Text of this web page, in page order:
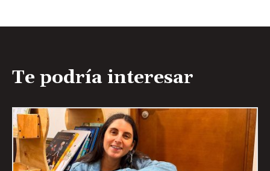
Te podría interesar